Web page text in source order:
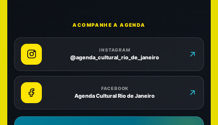
ACOMPANHE A AGENDA
INSTAGRAM
@agenda_cultural_rio_de_janeiro
FACEBOOK
Agenda Cultural Rio de Janeiro